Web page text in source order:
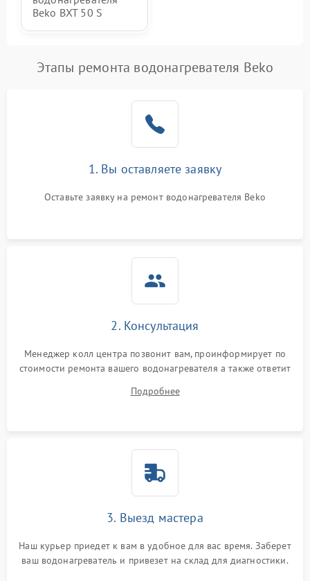
Beko BXT 50 S
Этапы ремонта водонагревателя Beko
1. Вы оставляете заявку
Оставьте заявку на ремонт водонагревателя Beko
2. Консультация
Менеджер колл центра позвонит вам, проинформирует по
стоимости ремонта вашего водонагревателя а также ответит
Подробнее
3. Выезд мастера
Наш курьер приедет к вам в удобное для вас время. Заберет
ваш водонагреватель и привезет на склад для диагностики.